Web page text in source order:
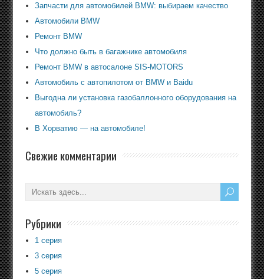
Запчасти для автомобилей BMW: выбираем качество
Автомобили BMW
Ремонт BMW
Что должно быть в багажнике автомобиля
Ремонт BMW в автосалоне SIS-MOTORS
Автомобиль с автопилотом от BMW и Baidu
Выгодна ли установка газобаллонного оборудования на
автомобиль?
В Хорватию — на автомобиле!
Свежие комментарии
Рубрики
1 серия
3 серия
5 серия